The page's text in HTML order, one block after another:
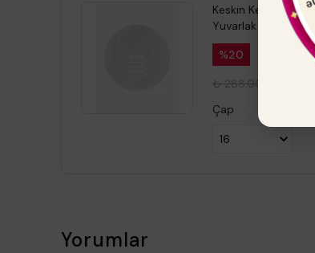
Keskin Kenar
Yuvarlak Pleksi 2 li
%20
₺ 288.00
Çap
Yorumlar